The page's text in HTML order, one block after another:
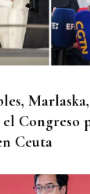
Congreso
Ceuta